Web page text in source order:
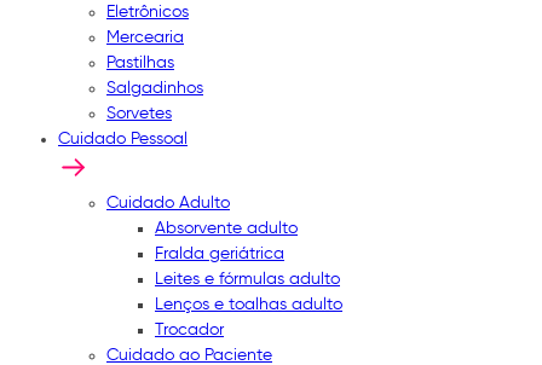
Eletrônicos
Mercearia
Pastilhas
Salgadinhos
Sorvetes
Cuidado Pessoal
Cuidado Adulto
Absorvente adulto
Fralda geriátrica
Leites e fórmulas adulto
Lenços e toalhas adulto
Trocador
Cuidado ao Paciente